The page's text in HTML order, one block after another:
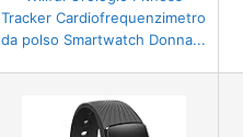
Tracker Cardiofrequenzimetro
da polso Smartwatch Donna...